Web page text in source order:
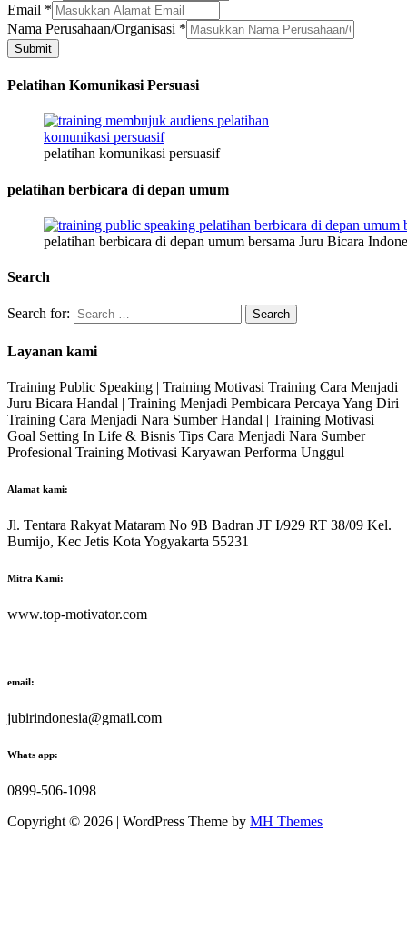
Email *
Nama Perusahaan/Organisasi *
Submit
Pelatihan Komunikasi Persuasi
pelatihan komunikasi persuasif
pelatihan berbicara di depan umum
pelatihan berbicara di depan umum bersama Juru Bicara
Search
Search for:
Layanan kami
Training Public Speaking | Training Motivasi Training Cara Menjadi
Juru Bicara Handal | Training Menjadi Pembicara Percaya Yang Diri
Training Cara Menjadi Nara Sumber Handal | Training Motivasi
Goal Setting In Life & Bisnis Tips Cara Menjadi Nara Sumber
Profesional Training Motivasi Karyawan Performa Unggul
Alamat kami:
Jl. Tentara Rakyat Mataram No 9B Badran JT I/929 RT 38/09 Kel.
Bumijo, Kec Jetis Kota Yogyakarta 55231
Mitra Kami:
www.top-motivator.com
email:
jubirindonesia@gmail.com
Whats app:
0899-506-1098
Copyright © 2026 | WordPress Theme by MH Themes